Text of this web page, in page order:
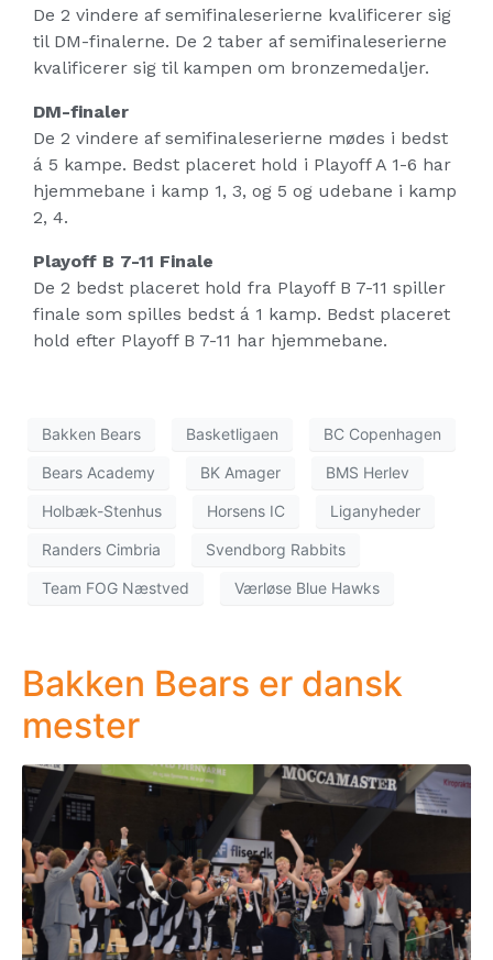
De 2 vindere af semifinaleserierne kvalificerer sig
til DM-finalerne. De 2 taber af semifinaleserierne
kvalificerer sig til kampen om bronzemedaljer.
DM-finaler
De 2 vindere af semifinaleserierne mødes i bedst
á 5 kampe. Bedst placeret hold i Playoff A 1-6 har
hjemmebane i kamp 1, 3, og 5 og udebane i kamp
2, 4.
Playoff B 7-11 Finale
De 2 bedst placeret hold fra Playoff B 7-11 spiller
finale som spilles bedst á 1 kamp. Bedst placeret
hold efter Playoff B 7-11 har hjemmebane.
Bakken Bears Basketligaen BC Copenhagen
Bears Academy BK Amager BMS Herlev
Holbæk-Stenhus Horsens IC Liganyheder
Randers Cimbria Svendborg Rabbits
Team FOG Næstved Værløse Blue Hawks
Bakken Bears er dansk
mester